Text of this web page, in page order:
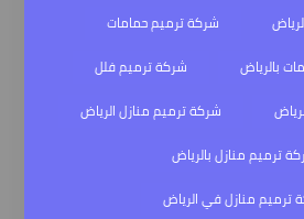
شركة ترميم حمامات
بالرياض
شركة ترميم فلل
شركة ترميم منازل الرياض
ترميم منازل بالرياض
ترميم منازل في الرياض